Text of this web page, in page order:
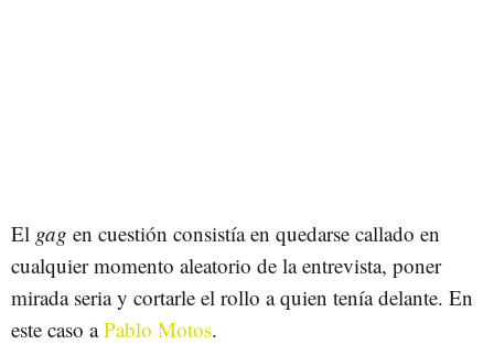
El gag en cuestión consistía en quedarse callado en
cualquier momento aleatorio de la entrevista, poner
mirada seria y cortarle el rollo a quien tenía delante. En
este caso aPablo Motos.